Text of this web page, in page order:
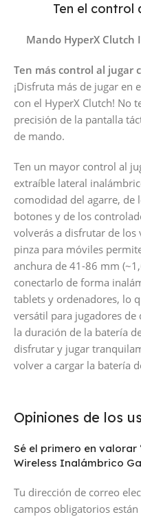
Ten el control
Mando HyperX
Ten más control al jugar
¡Disfruta más de jugar en
con el HyperX Clutch! No
precisión de la pantalla
de mando.
Ten un mayor control al
extraíble lateral
comodidad del agarre, de
botones y de los
volverás a disfrutar de los
pinza para móviles
anchura de 41-86 mm
conectarlo de forma
tablets y ordenadores, lo
versátil para jugadores de
la duración de la batería
disfrutar y jugar
volver a cargar la batería
Opiniones de los
Sé el primero en valorar
Wireless Inalámbrico
Tu dirección de correo
campos obligatorios